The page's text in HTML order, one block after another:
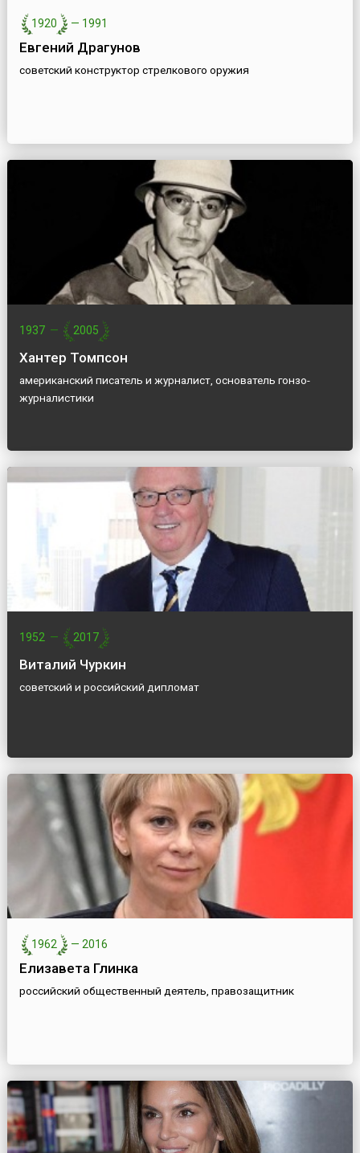
1920 — 1991
Евгений Драгунов
советский конструктор стрелкового оружия
1937 — 2005
Хантер Томпсон
американский писатель и журналист, основатель гонзо-
журналистики
1952 — 2017
Виталий Чуркин
советский и российский дипломат
1962 — 2016
Елизавета Глинка
российский общественный деятель, правозащитник